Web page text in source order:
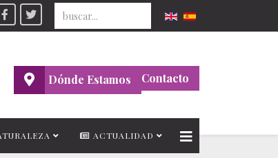
Seleccione su idioma
Dónde Estamos Contacto
ACTUALIDAD